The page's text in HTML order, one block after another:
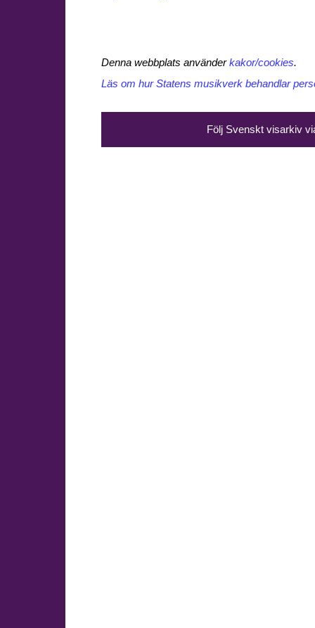
Denna webbplats använderkakor/cookies.
Läs om hur Statens musikverk behandlar
Följ Svenskt visarkiv